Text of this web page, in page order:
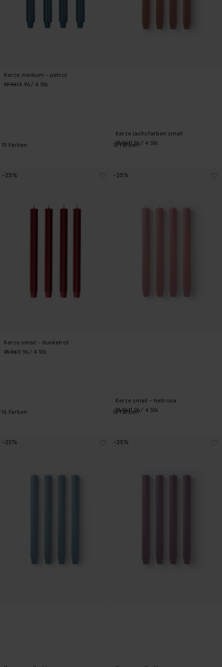
Kerze medium - petrol
19.9614.96/ 4 Stk.
15 Farben
Kerze lachsfarben small
15.9611.96 / 4 Stk.
16Farben
Kerze small - dunkelrot
15.9611.96/ 4 Stk.
-25%
16 Farben
Kerze small - hellrosa
15.9611.96/ 4 Stk.
-25%
16Farben
-25% -25%